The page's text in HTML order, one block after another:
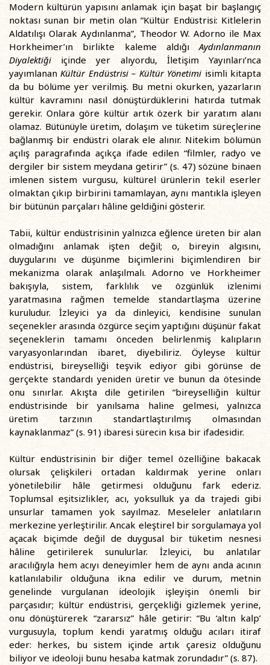
Modern kültürün yapısını anlamak için başat bir başlangıç
noktası sunan bir metin olan “Kültür Endüstrisi: Kitlelerin
Aldatılışı Olarak Aydınlanma”, Theodor W. Adorno ile Max
Horkheimer’ın birlikte kaleme aldığıAydınlanmanın
Diyalektiği içinde yer alıyordu, İletişim Yayınları’nca
yayımlananKültür Endüstrisi– Kültür Yönetimi isimli kitapta
da bu bölüme yer verilmiş. Bu metni okurken, yazarların
kültür kavramını nasıl dönüştürdüklerini hatırda tutmak
gerekir. Onlara göre kültür artık özerk bir yaratım alanı
olamaz. Bütünüyle üretim, dolaşım ve tüketim süreçlerine
bağlanmış bir endüstri olarak ele alınır. Nitekim bölümün
açılış paragrafında açıkça ifade edilen “filmler, radyo ve
dergiler bir sistem meydana getirir” (s. 47) sözüne binaen
imlenen sistem vurgusu, kültürel ürünlerin tekil eserler
olmaktan çıkıp birbirini tamamlayan, aynı mantıkla işleyen
bir bütünün parçaları hâline geldiğini gösterir.
Tabii, kültür endüstrisinin yalnızca eğlence üreten bir alan
olmadığını anlamak işten değil; o, bireyin algısını,
duygularını ve düşünme biçimlerini biçimlendiren bir
mekanizma olarak anlaşılmalı. Adorno ve Horkheimer
bakışıyla, sistem, farklılık ve özgünlük izlenimi
yaratmasına rağmen temelde standartlaşma üzerine
kuruludur. İzleyici ya da dinleyici, kendisine sunulan
seçenekler arasında özgürce seçim yaptığını düşünür fakat
seçeneklerin tamamı önceden belirlenmiş kalıpların
varyasyonlarından ibaret, diyebiliriz. Öyleyse kültür
endüstrisi, bireyselliği teşvik ediyor gibi görünse de
gerçekte standardı yeniden üretir ve bunun da ötesinde
onu sınırlar. Akışta dile getirilen “bireyselliğin kültür
endüstrisinde bir yanılsama haline gelmesi, yalnızca
üretim tarzının standartlaştırılmış olmasından
kaynaklanmaz” (s. 91) ibaresi sürecin kısa bir ifadesidir.
Kültür endüstrisinin bir diğer temel özelliğine bakacak
olursak çelişkileri ortadan kaldırmak yerine onları
yönetilebilir hâle getirmesi olduğunu fark ederiz.
Toplumsal eşitsizlikler, acı, yoksulluk ya da trajedi gibi
unsurlar tamamen yok sayılmaz. Meseleler anlatıların
merkezine yerleştirilir. Ancak eleştirel bir sorgulamaya yol
açacak biçimde değil de duygusal bir tüketim nesnesi
hâline getirilerek sunulurlar. İzleyici, bu anlatılar
aracılığıyla hem acıyı deneyimler hem de aynı anda acının
katlanılabilir olduğuna ikna edilir ve durum, metnin
genelinde vurgulanan ideolojik işleyişin önemli bir
parçasıdır; kültür endüstrisi, gerçekliği gizlemek yerine,
onu dönüştürerek “zararsız” hâle getirir: “Bu ‘altın kalp’
vurgusuyla, toplum kendi yaratmış olduğu acıları itiraf
eder: herkes, bu sistem içinde artık çaresiz olduğunu
biliyor ve ideoloji bunu hesaba katmak zorundadır” (s. 87).